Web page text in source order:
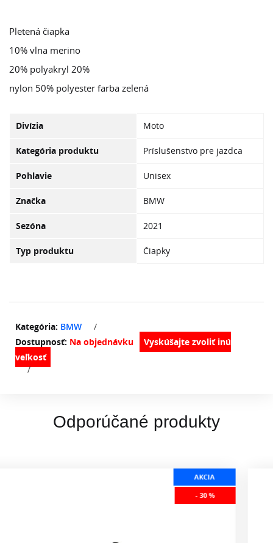
Pletená čiapka
10% vlna merino
20% polyakryl 20%
nylon 50% polyester farba zelená
Divízia Moto
Kategória produktu Príslušenstvo pre jazdca
Pohlavie Unisex
Značka BMW
Sezóna 2021
Typ produktu Čiapky
Kategória: BMW
/
Dostupnosť: Na objednávku
/
Odporúčané produkty